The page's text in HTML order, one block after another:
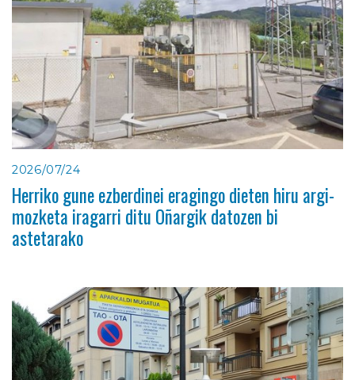
2026/07/24
Herriko gune ezberdinei eragingo dieten hiru argi-
mozketa iragarri ditu Oñargik datozen bi
astetarako